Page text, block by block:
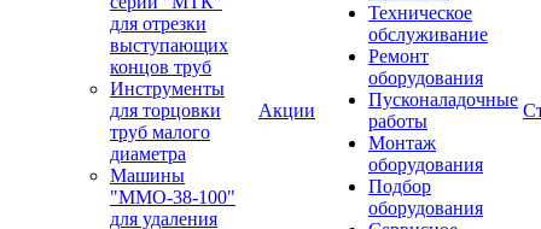
для отрезки
выступающих
концов труб
Инструменты
для торцовки
труб малого
диаметра
Машины
"ММО-38-100"
для удаления
Акции
Техническое
обслуживание
Ремонт
оборудования
Пусконаладочные
работы
Монтаж
оборудования
Подбор
оборудования